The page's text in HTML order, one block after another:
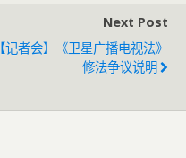
Next Post
【记者会】《卫星广播电视法》
修法争议说明